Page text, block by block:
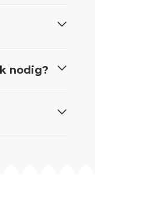
nodig?